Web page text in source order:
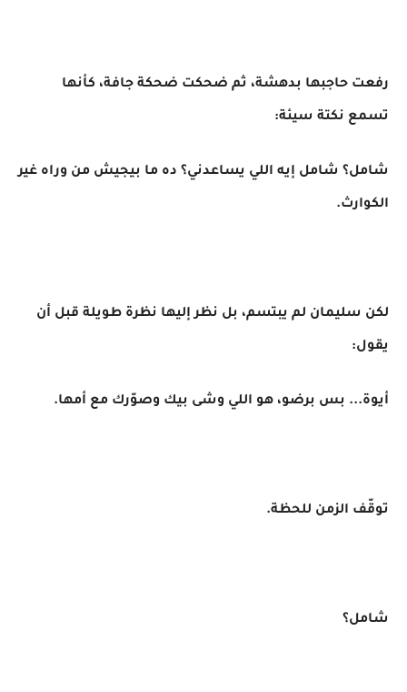
رفعت حاجبها بدهشة، ثم ضحكت ضحكة جافة، كأنها
تسمع نكتة سيئة:
شامل؟ شامل إيه اللي يساعدني؟ ده ما بيجيش من وراه غير
الكوارث.
لكن سليمان لم يبتسم، بل نظر إليها نظرة طويلة قبل أن
يقول:
أيوة... بس برضو، هو اللي وشى بيك وصوّرك مع أمها.
توقّف الزمن للحظة.
شامل؟